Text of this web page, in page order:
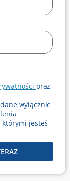
oraz
wyłącznie
którymi jesteś